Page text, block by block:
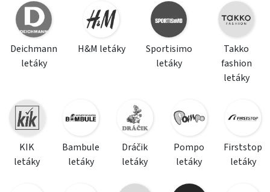
Deichmann
letáky
H&M letáky
Sportisimo
letáky
Takko
fashion
letáky
KIK
letáky
Bambule
letáky
Dráčik
letáky
Pompo
letáky
Firststop
letáky